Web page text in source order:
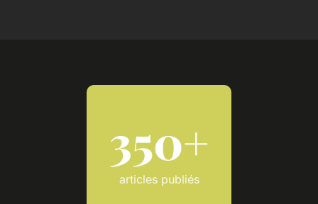
350+
articles publiés